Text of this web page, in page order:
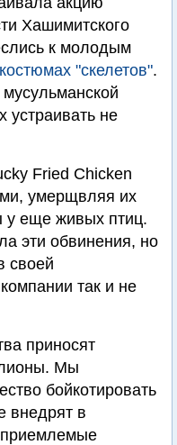
Хашимитского
к молодым
"скелетов".
устраивать не
Fried Chicken
умерщвляя их
у еще живых птиц.
эти обвинения, но
своей
так и не
приносят
Мы
бойкотировать
внедрят в
приемлемые